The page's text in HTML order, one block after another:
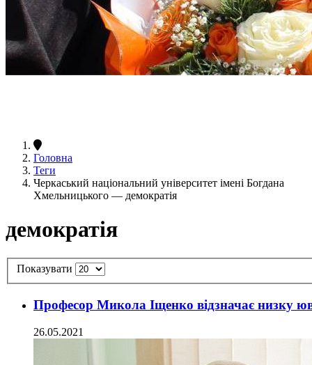
Головна
Теги
Черкаський національний університет імені Богдана
Хмельницького — демократія
демократія
Показувати
Професор Микола Іщенко відзначає низку
26.05.2021